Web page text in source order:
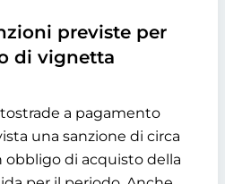
previste per
di vignetta
a pagamento
una sanzione di circa
obbligo di acquisto della